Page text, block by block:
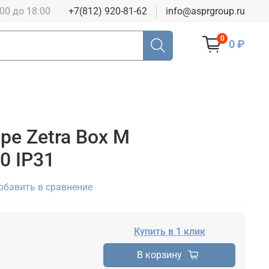
до 18:00 +7(812) 920-81-62 info@asprgroup.ru
0 0 ₽
Zetra Box M
IP31
в сравнение
Купить в 1 клик
В корзину